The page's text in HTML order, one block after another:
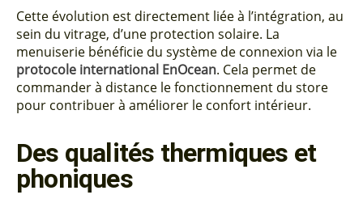
Cette évolution est directement liée à l’intégration, au
sein du vitrage, d’une protection solaire. La
menuiserie bénéficie du système de connexion via le
protocole international EnOcean. Cela permet de
commander à distance le fonctionnement du store
pour contribuer à améliorer le confort intérieur.
Des qualités thermiques et
phoniques